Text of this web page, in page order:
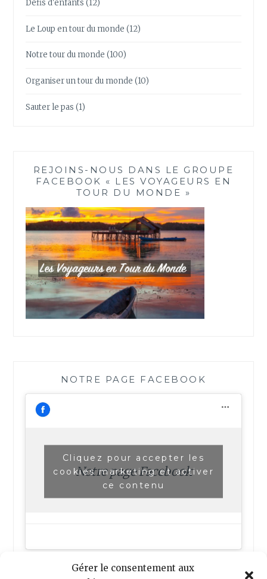
Gérer le consentement aux
Défis d'enfants (12)
Le Loup en tour du monde (12)
Notre tour du monde (100)
Organiser un tour du monde (10)
Sauter le pas (1)
REJOINS-NOUS DANS LE GROUPE
FACEBOOK « LES VOYAGEURS EN
TOUR DU MONDE »
NOTRE PAGE FACEBOOK
Notre page Facebook
Cliquez pour accepter les
cookies marketing et activer
ce contenu